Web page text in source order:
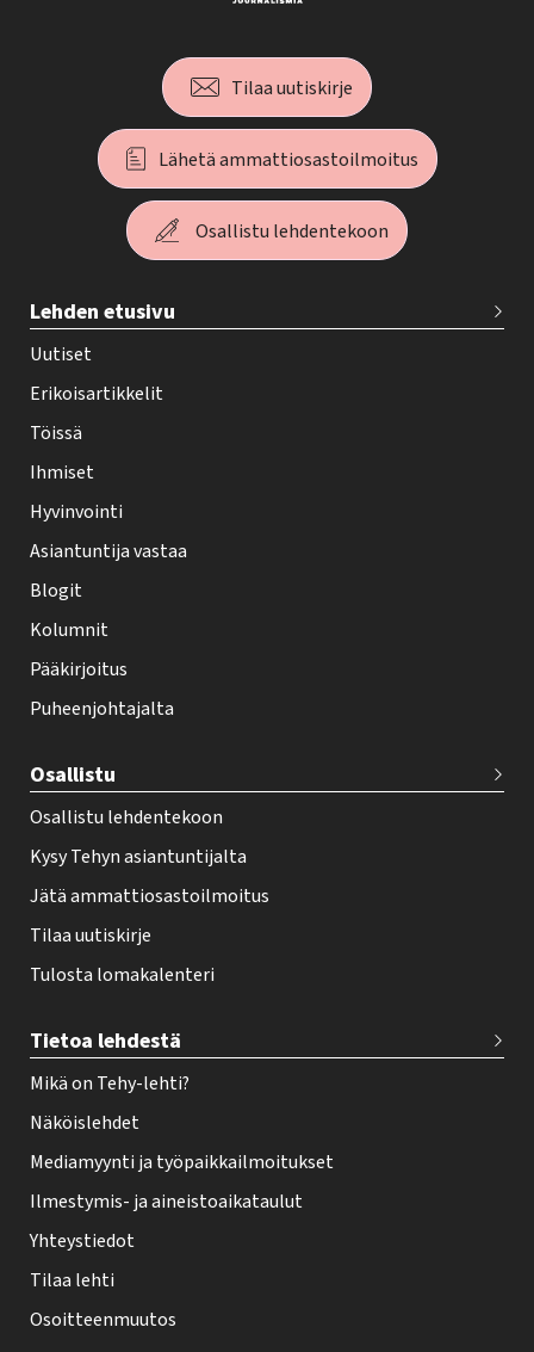
Tilaa uutiskirje
Lähetä ammattiosastoilmoitus
Osallistu lehdentekoon
e
h
y
-
e
h
t
i
f
o
t
r
Lehden etusivu
Uutiset
Erikoisartikkelit
Töissä
Ihmiset
Hyvinvointi
Asiantuntija vastaa
Blogit
Kolumnit
Pääkirjoitus
Puheenjohtajalta
Osallistu
Osallistu lehdentekoon
Kysy Tehyn asiantuntijalta
Jätä ammattiosastoilmoitus
Tilaa uutiskirje
Tulosta lomakalenteri
Tietoa lehdestä
Mikä on Tehy-lehti?
Näköislehdet
Mediamyynti ja työpaikkailmoitukset
Ilmestymis- ja aineistoaikataulut
Yhteystiedot
Tilaa lehti
Osoitteenmuutos